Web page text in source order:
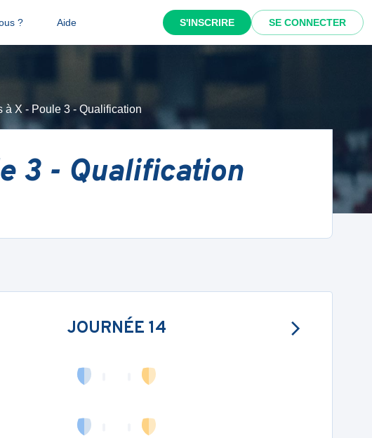
? Aide S'INSCRIRE SE CONNECTER
à X - Poule 3 - Qualification
3 - Qualification
JOURNÉE 14